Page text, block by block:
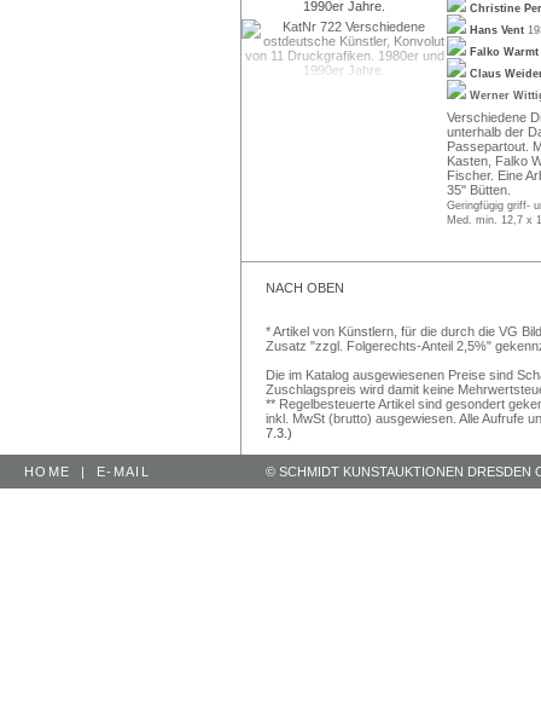
Christine
Hans Vent
Falko Warmt
Claus
Werner
Verschiedene
unterhalb der
Passepartout.
Kasten, Falko
Fischer. Eine
35" Bütten.
Geringfügig griff-
Med. min. 12,7 x
NACH OBEN
* Artikel von Künstlern, für die durch die VG
Zusatz "zzgl. Folgerechts-Anteil 2,5%"
Die im Katalog ausgewiesenen Preise sind
Zuschlagspreis wird damit keine
** Regelbesteuerte Artikel sind gesondert
inkl. MwSt (brutto) ausgewiesen. Alle Aufrufe
7.3.)
HOME | E-MAIL © SCHMIDT KUNSTAUKTIONEN DRESDEN